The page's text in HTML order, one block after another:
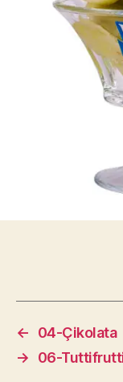
←
04-Çikolata
→
06-